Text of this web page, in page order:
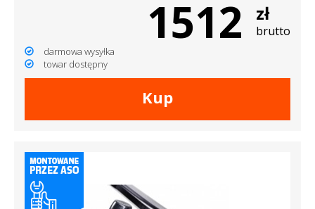
1512 zł
brutto
darmowa wysyłka
towar dostępny
Kup